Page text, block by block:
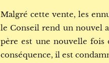
Malgré cette vente, les
le Conseil rend un nouvel
père est une nouvelle fois
conséquence, il est